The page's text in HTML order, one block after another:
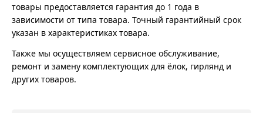
товары предоставляется гарантия до 1 года в
зависимости от типа товара. Точный гарантийный срок
указан в характеристиках товара.
Также мы осуществляем сервисное обслуживание,
ремонт и замену комплектующих для ёлок, гирлянд и
других товаров.